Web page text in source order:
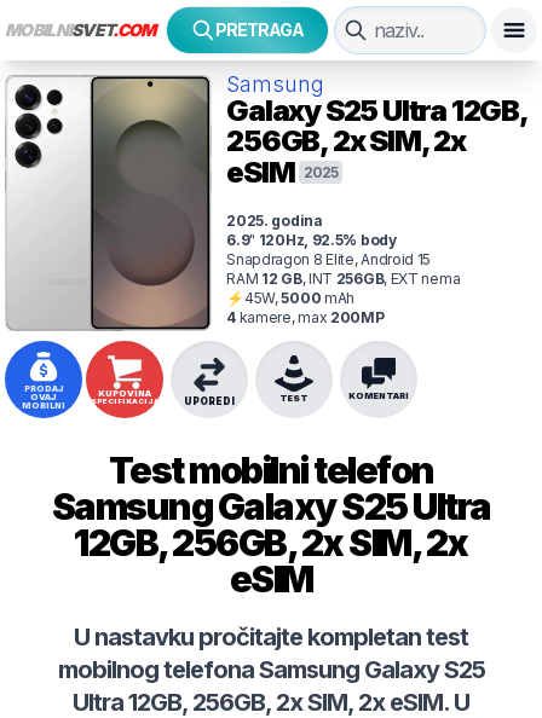
MOBILNISVET.COM PRETRAGA
Samsung
Galaxy S25 Ultra12GB,
256GB, 2x SIM, 2x
eSIM 2025
2025. godina
6.9" 120Hz, 92.5% body
Snapdragon 8 Elite, Android 15
RAM 12 GB,INT 256GB, EXT nema
⚡45W,5000 mAh
4 kamere, max 200MP
PRODAJ
OVAJ
MOBILNI
KUPOVINA
SPECIFIKACIJA TEST KOMENTARI
UPOREDI
Test mobilni telefon
SamsungGalaxy S25 Ultra
12GB, 256GB, 2x SIM, 2x
eSIM
U nastavku pročitajte kompletan test
mobilnog telefonaSamsung Galaxy S25
Ultra 12GB, 256GB, 2x SIM, 2x eSIM. U